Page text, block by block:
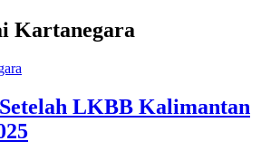
Kartanegara
LKBB Kalimantan